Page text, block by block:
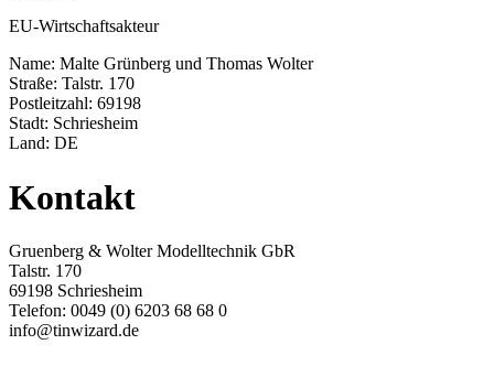
EU-Wirtschaftsakteur
Name: Malte Grünberg und Thomas Wolter
Straße: Talstr. 170
Postleitzahl: 69198
Stadt: Schriesheim
Land: DE
Kontakt
Gruenberg & Wolter Modelltechnik GbR
Talstr. 170
69198 Schriesheim
Telefon: 0049 (0) 6203 68 68 0
info@tinwizard.de